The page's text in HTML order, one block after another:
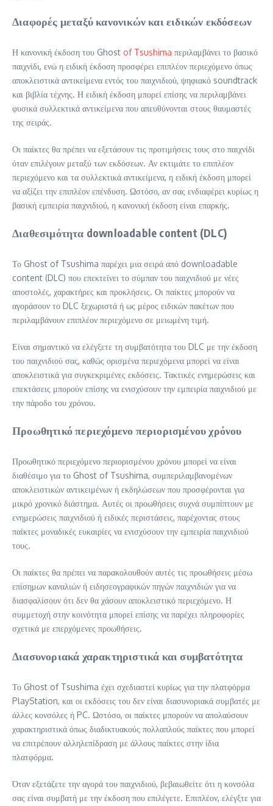
Διαφορές μεταξύ κανονικών και ειδικών εκδόσεων
Η κανονική έκδοση του Ghost of Tsushima περιλαμβάνει το βασικό
παιχνίδι, ενώ η ειδική έκδοση προσφέρει επιπλέον περιεχόμενο όπως
αποκλειστικά αντικείμενα εντός του παιχνιδιού, ψηφιακό soundtrack
και βιβλία τέχνης. Η ειδική έκδοση μπορεί επίσης να περιλαμβάνει
φυσικά συλλεκτικά αντικείμενα που απευθύνονται στους θαυμαστές
της σειράς.
Οι παίκτες θα πρέπει να εξετάσουν τις προτιμήσεις τους στο παιχνίδι
όταν επιλέγουν μεταξύ των εκδόσεων. Αν εκτιμάτε το επιπλέον
περιεχόμενο και τα συλλεκτικά αντικείμενα, η ειδική έκδοση μπορεί
να αξίζει την επιπλέον επένδυση. Ωστόσο, αν σας ενδιαφέρει κυρίως η
βασική εμπειρία παιχνιδιού, η κανονική έκδοση είναι επαρκής.
Διαθεσιμότητα downloadable content (DLC)
Το Ghost of Tsushima παρέχει μια σειρά από downloadable
content (DLC) που επεκτείνει το σύμπαν του παιχνιδιού με νέες
αποστολές, χαρακτήρες και προκλήσεις. Οι παίκτες μπορούν να
αγοράσουν το DLC ξεχωριστά ή ως μέρος ειδικών πακέτων που
περιλαμβάνουν επιπλέον περιεχόμενο σε μειωμένη τιμή.
Είναι σημαντικό να ελέγξετε τη συμβατότητα του DLC με την έκδοση
του παιχνιδιού σας, καθώς ορισμένα περιεχόμενα μπορεί να είναι
αποκλειστικά για συγκεκριμένες εκδόσεις. Τακτικές ενημερώσεις και
επεκτάσεις μπορούν επίσης να ενισχύσουν την εμπειρία παιχνιδιού με
την πάροδο του χρόνου.
Προωθητικό περιεχόμενο περιορισμένου χρόνου
Προωθητικό περιεχόμενο περιορισμένου χρόνου μπορεί να είναι
διαθέσιμο για το Ghost of Tsushima, συμπεριλαμβανομένων
αποκλειστικών αντικειμένων ή εκδηλώσεων που προσφέρονται για
μικρό χρονικό διάστημα. Αυτές οι προωθήσεις συχνά συμπίπτουν με
ενημερώσεις παιχνιδιού ή ειδικές περιστάσεις, παρέχοντας στους
παίκτες μοναδικές ευκαιρίες να ενισχύσουν την εμπειρία παιχνιδιού
τους.
Οι παίκτες θα πρέπει να παρακολουθούν αυτές τις προωθήσεις μέσω
επίσημων καναλιών ή ειδησεογραφικών πηγών παιχνιδιών για να
διασφαλίσουν ότι δεν θα χάσουν αποκλειστικό περιεχόμενο. Η
συμμετοχή στην κοινότητα μπορεί επίσης να παρέχει πληροφορίες
σχετικά με επερχόμενες προωθήσεις.
Διασυνοριακά χαρακτηριστικά και συμβατότητα
Το Ghost of Tsushima έχει σχεδιαστεί κυρίως για την πλατφόρμα
PlayStation, και οι εκδόσεις του δεν είναι διασυνοριακά συμβατές με
άλλες κονσόλες ή PC. Ωστόσο, οι παίκτες μπορούν να απολαύσουν
χαρακτηριστικά όπως διαδικτυακούς πολλαπλούς παίκτες που μπορεί
να επιτρέπουν αλληλεπίδραση με άλλους παίκτες στην ίδια
πλατφόρμα.
Όταν εξετάζετε την αγορά του παιχνιδιού, βεβαιωθείτε ότι η κονσόλα
σας είναι συμβατή με την έκδοση που επιλέγετε. Επιπλέον, ελέγξτε για